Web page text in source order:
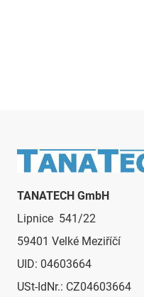
Fußzeile
TANATECH GmbH
Lipnice 541/22
59401 Velké Meziříčí
UID: 04603664
USt-IdNr.: CZ04603664